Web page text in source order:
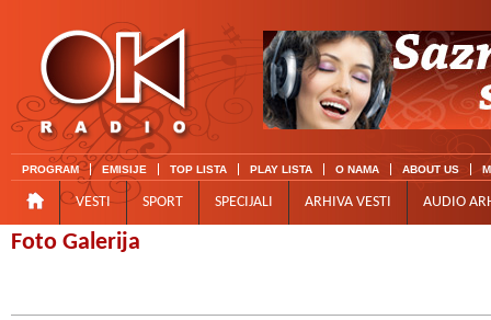
PROGRAM EMISIJE TOP LISTA PLAY LISTA O NAMA ABOUT US
VESTI SPORT SPECIJALI ARHIVA VESTI AUDIO
Foto Galerija